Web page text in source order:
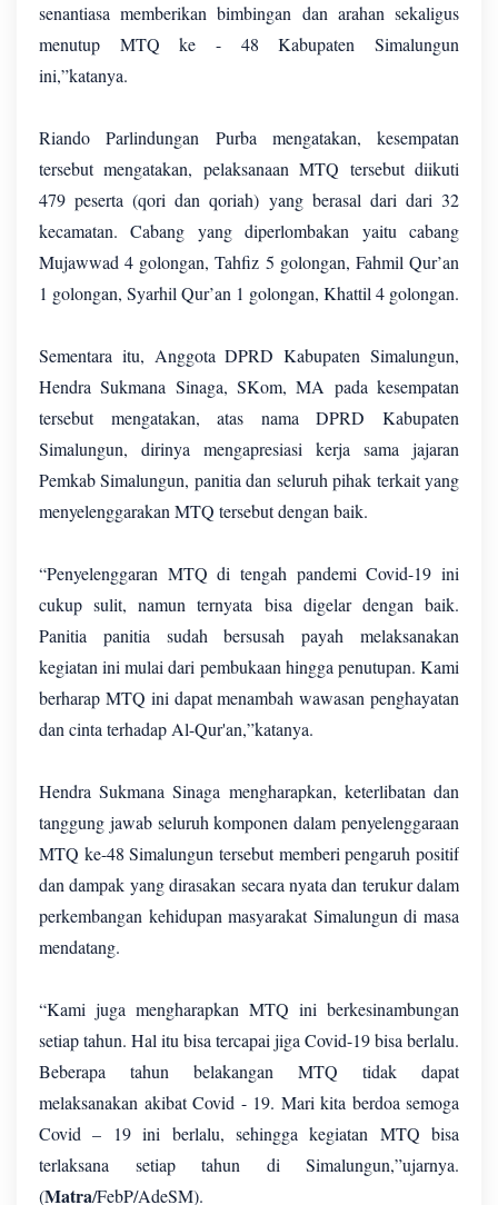
senantiasa memberikan bimbingan dan arahan sekaligus
menutup MTQ ke - 48 Kabupaten Simalungun
ini,”katanya.
Riando Parlindungan Purba mengatakan, kesempatan
tersebut mengatakan, pelaksanaan MTQ tersebut diikuti
479 peserta (qori dan qoriah) yang berasal dari dari 32
kecamatan. Cabang yang diperlombakan yaitu cabang
Mujawwad 4 golongan, Tahfiz 5 golongan, Fahmil Qur’an
1 golongan, Syarhil Qur’an 1 golongan, Khattil 4 golongan.
Sementara itu, Anggota DPRD Kabupaten Simalungun,
Hendra Sukmana Sinaga, SKom, MA pada kesempatan
tersebut mengatakan, atas nama DPRD Kabupaten
Simalungun, dirinya mengapresiasi kerja sama jajaran
Pemkab Simalungun, panitia dan seluruh pihak terkait yang
menyelenggarakan MTQ tersebut dengan baik.
“Penyelenggaran MTQ di tengah pandemi Covid-19 ini
cukup sulit, namun ternyata bisa digelar dengan baik.
Panitia panitia sudah bersusah payah melaksanakan
kegiatan ini mulai dari pembukaan hingga penutupan. Kami
berharap MTQ ini dapat menambah wawasan penghayatan
dan cinta terhadap Al-Qur'an,”katanya.
Hendra Sukmana Sinaga mengharapkan, keterlibatan dan
tanggung jawab seluruh komponen dalam penyelenggaraan
MTQ ke-48 Simalungun tersebut memberi pengaruh positif
dan dampak yang dirasakan secara nyata dan terukur dalam
perkembangan kehidupan masyarakat Simalungun di masa
mendatang.
“Kami juga mengharapkan MTQ ini berkesinambungan
setiap tahun. Hal itu bisa tercapai jiga Covid-19 bisa berlalu.
Beberapa tahun belakangan MTQ tidak dapat
melaksanakan akibat Covid - 19. Mari kita berdoa semoga
Covid – 19 ini berlalu, sehingga kegiatan MTQ bisa
terlaksana setiap tahun di Simalungun,”ujarnya.
(Matra/FebP/AdeSM).